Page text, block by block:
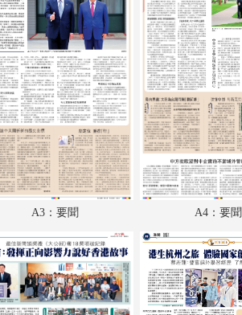
A20：體育
A21：國際
A22：國際
B1：副刊
B2：特刊
B3：特刊
A3：要聞 A4：要聞